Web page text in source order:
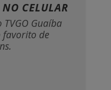
NO CELULAR
Guaíba
favorito de